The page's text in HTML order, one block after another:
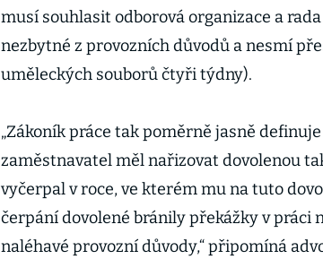
musí souhlasit odborová organizace a
nezbytné z provozních důvodů a nesmí
uměleckých souborů čtyři týdny).
„Zákoník práce tak poměrně jasně
zaměstnavatel měl nařizovat dovolenou
vyčerpal v roce, ve kterém mu na tuto
čerpání dovolené bránily překážky v práci
naléhavé provozní důvody,“ připomíná